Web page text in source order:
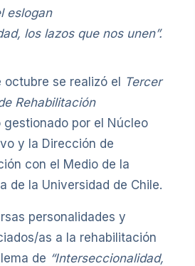
eslogan
los lazos que nos unen”.
octubre se realizó el Tercer
Rehabilitación
gestionado por el Núcleo
y la Dirección de
con el Medio de la
de la Universidad de Chile.
personalidades y
as a la rehabilitación
de “Interseccionalidad,